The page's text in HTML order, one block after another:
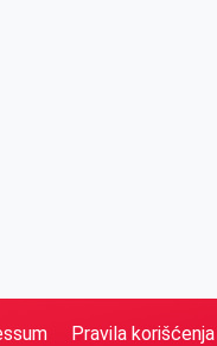
Pravila korišćenja